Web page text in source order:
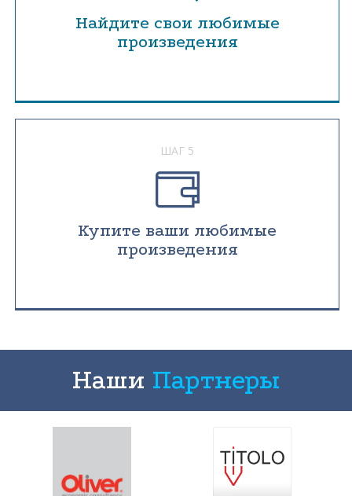
Найдите свои любимые
произведения
ШАГ 5
Купите ваши любимые
произведения
Наши Партнеры